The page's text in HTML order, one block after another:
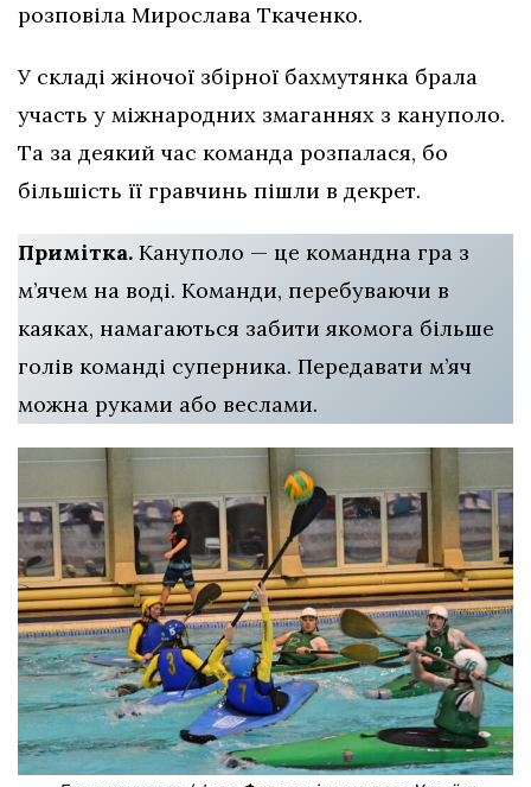
розповіла Мирослава Ткаченко.
У складі жіночої збірної бахмутянка брала
участь у міжнародних змаганнях з кануполо.
Та за деякий час команда розпалася, бо
більшість її гравчинь пішли в декрет.
Примітка. Кануполо — це командна гра з
м’ячем на воді. Команди, перебуваючи в
каяках, намагаються забити якомога більше
голів команді суперника. Передавати м’яч
можна руками або веслами.